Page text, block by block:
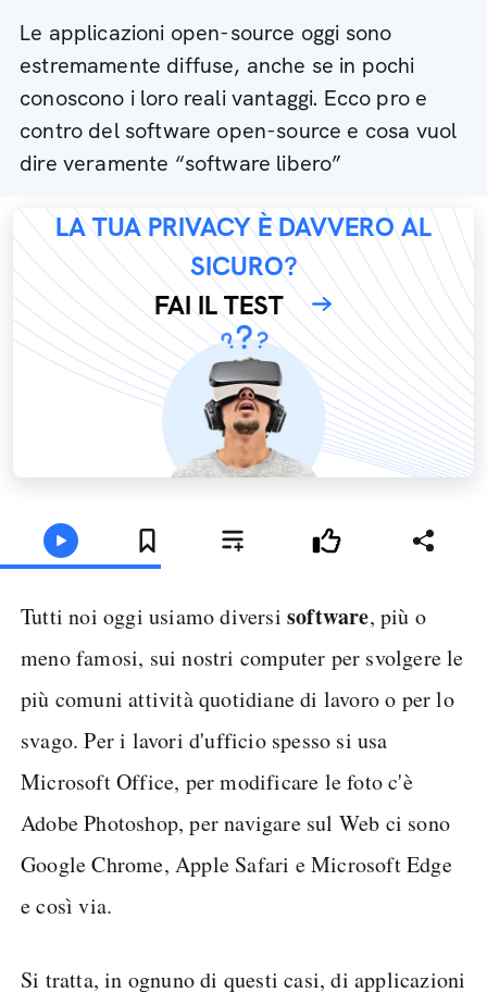
Le applicazioni open-source oggi sono
estremamente diffuse, anche se in pochi
conoscono i loro reali vantaggi. Ecco pro e
contro del software open-source e cosa vuol
dire veramente “software libero”
LA TUA PRIVACY È DAVVERO AL
SICURO?
FAI IL TEST
Tutti noi oggi usiamo diversi software, più o
meno famosi, sui nostri computer per svolgere le
più comuni attività quotidiane di lavoro o per lo
svago. Per i lavori d'ufficio spesso si usa
Microsoft Office, per modificare le foto c'è
Adobe Photoshop, per navigare sul Web ci sono
Google Chrome, Apple Safari e Microsoft Edge
e così via.
Si tratta, in ognuno di questi casi, di applicazioni